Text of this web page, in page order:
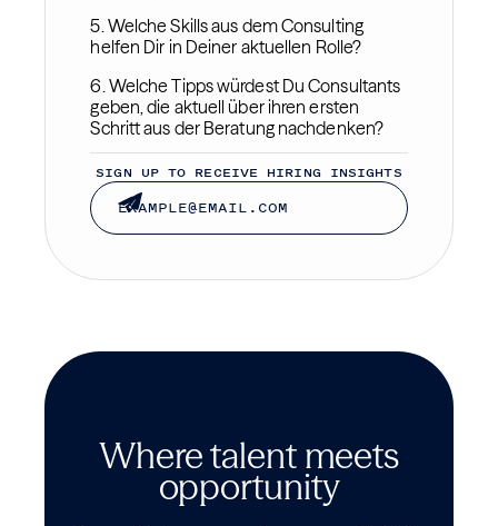
5. Welche Skills aus dem Consulting
helfen Dir in Deiner aktuellen Rolle?
6. Welche Tipps würdest Du Consultants
geben, die aktuell über ihren ersten
Schritt aus der Beratung nachdenken?
SIGN UP TO RECEIVE HIRING INSIGHTS
Where talent meets
opportunity